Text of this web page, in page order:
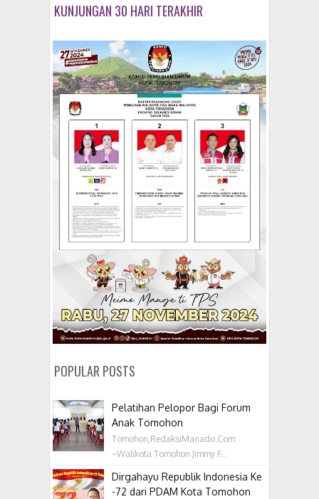
KUNJUNGAN 30 HARI TERAKHIR
POPULAR POSTS
Pelatihan Pelopor Bagi Forum
Anak Tomohon
Tomohon,RedaksiManado.Com
~Walikota Tomohon Jimmy F...
Dirgahayu Republik Indonesia Ke
-72 dari PDAM Kota Tomohon